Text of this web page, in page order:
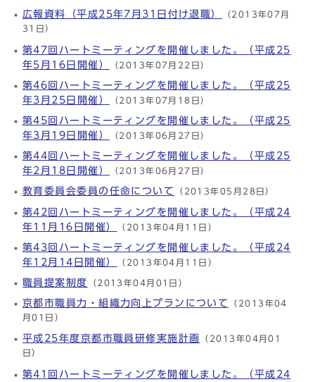
広報資料（平成25年7月31日付け退職） （2013年07月
31日）
第47回ハートミーティングを開催しました。（平成25
年5月16日開催）
（2013年07月22日）
第46回ハートミーティングを開催しました。（平成25
年3月25日開催）
（2013年07月18日）
第45回ハートミーティングを開催しました。（平成25
年3月19日開催）
（2013年06月27日）
第44回ハートミーティングを開催しました。（平成25
年2月18日開催）
（2013年06月27日）
教育委員会委員の任命について （2013年05月28日）
第42回ハートミーティングを開催しました。（平成24
年11月16日開催）
（2013年04月11日）
第43回ハートミーティングを開催しました。（平成24
年12月14日開催）
（2013年04月11日）
職員提案制度 （2013年04月01日）
京都市職員力・組織力向上プランについて （2013年04
月01日）
平成25年度京都市職員研修実施計画
（2013年04月01
日）
第41回ハートミーティングを開催しました。（平成24